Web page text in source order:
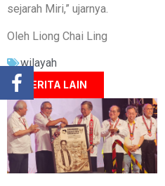
sejarah Miri,” ujarnya.
Oleh Liong Chai Ling
wilayah
BERITA LAIN